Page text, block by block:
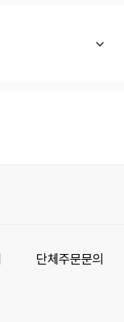
단체주문문의